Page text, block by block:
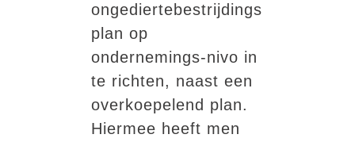
ongediertebestrijdings
plan op
ondernemings-nivo in
te richten, naast een
overkoepelend plan.
Hiermee heeft men